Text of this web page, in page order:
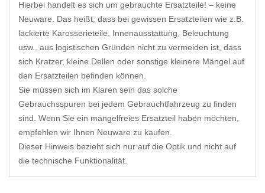
Hierbei handelt es sich um gebrauchte Ersatzteile! – keine
Neuware. Das heißt, dass bei gewissen Ersatzteilen wie z.B.
lackierte Karosserieteile, Innenausstattung, Beleuchtung
usw., aus logistischen Gründen nicht zu vermeiden ist, dass
sich Kratzer, kleine Dellen oder sonstige kleinere Mängel auf
den Ersatzteilen befinden können.
Sie müssen sich im Klaren sein das solche
Gebrauchsspuren bei jedem Gebrauchtfahrzeug zu finden
sind. Wenn Sie ein mängelfreies Ersatzteil haben möchten,
empfehlen wir Ihnen Neuware zu kaufen.
Dieser Hinweis bezieht sich nur auf die Optik und nicht auf
die technische Funktionalität.